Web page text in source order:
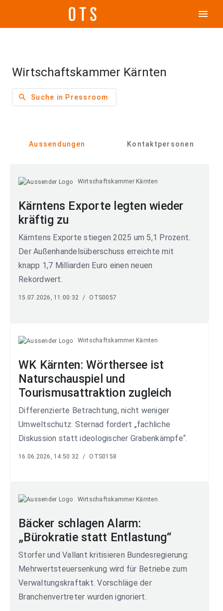
menu
Wirtschaftskammer Kärnten
search Suche in Pressroom
Aussendungen Kontaktpersonen
Wirtschaftskammer Kärnten
Kärntens Exporte legten wieder
kräftig zu
Kärntens Exporte stiegen 2025 um 5,1 Prozent.
Der Außenhandelsüberschuss erreichte mit
knapp 1,7 Milliarden Euro einen neuen
Rekordwert.
15.07.2026, 11:00:32 / OTS0057
Wirtschaftskammer Kärnten
WK Kärnten: Wörthersee ist
Naturschauspiel und
Tourismusattraktion zugleich
Differenzierte Betrachtung, nicht weniger
Umweltschutz: Sternad fordert „fachliche
Diskussion statt ideologischer Grabenkämpfe“.
16.06.2026, 14:50:32 / OTS0158
Wirtschaftskammer Kärnten
Bäcker schlagen Alarm:
„Bürokratie statt Entlastung“
Storfer und Vallant kritisieren Bundesregierung:
Mehrwertsteuersenkung wird für Betriebe zum
Verwaltungskraftakt. Vorschläge der
Branchenvertreter wurden ignoriert.